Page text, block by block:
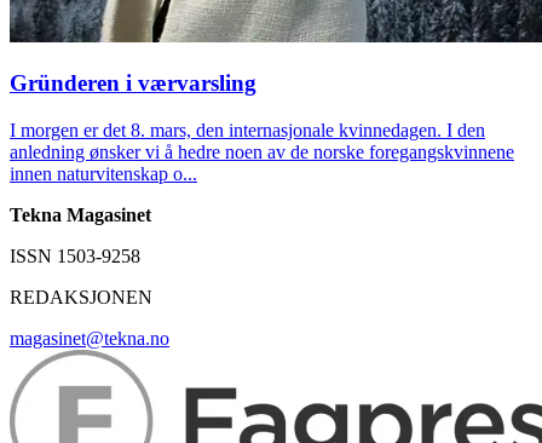
Gründeren i værvarsling
I morgen er det 8. mars, den internasjonale kvinnedagen. I den
anledning ønsker vi å hedre noen av de norske foregangskvinnene
innen naturvitenskap o...
Tekna Magasinet
ISSN 1503-9258
REDAKSJONEN
magasinet@tekna.no